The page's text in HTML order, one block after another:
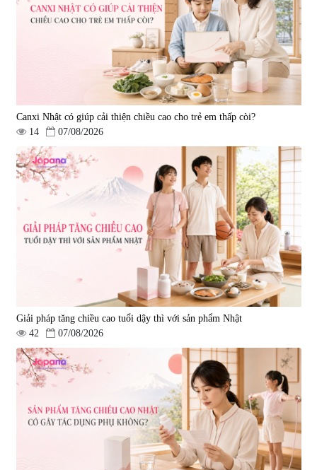
1.490.000 đ 980.000 đ
Viên uống bổ gan Ribeto Shoji
Hepaclean 60 viên
543.205
690.000 đ
Viên uống hỗ trợ cải thiện thoát
vị đĩa đệm Kyoto Has 30 viên
14.560
1.600.000 đ
Viên uống hỗ trợ giấc ngủ Fujina
Sleepy Nhật Bản 80 viên
|13.760
580.000 đ
điều trị đột quỵ Biken Kinase
Gold 60 viên
|0
1.570.000 đ
Canxi Nhật có giúp cải thiện chiều cao cho trẻ em thấp còi?
14
07/08/2026
Giải pháp tăng chiều cao tuổi dậy thì với sản phẩm Nhật
42
07/08/2026